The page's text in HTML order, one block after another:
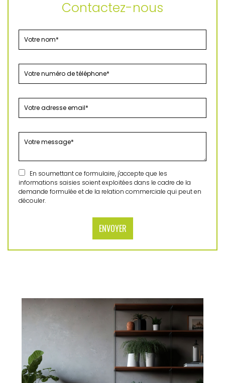
Contactez-nous
En soumettant ce formulaire, j'accepte que les
informations saisies soient exploitées dans le cadre de la
demande formulée et de la relation commerciale qui peut en
découler.